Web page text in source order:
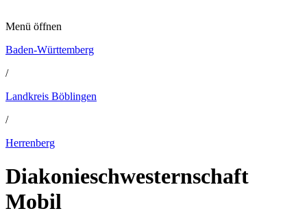
Menü öffnen
Baden-Württemberg
/
Landkreis Böblingen
/
Herrenberg
Diakonieschwesternschaft
Mobil